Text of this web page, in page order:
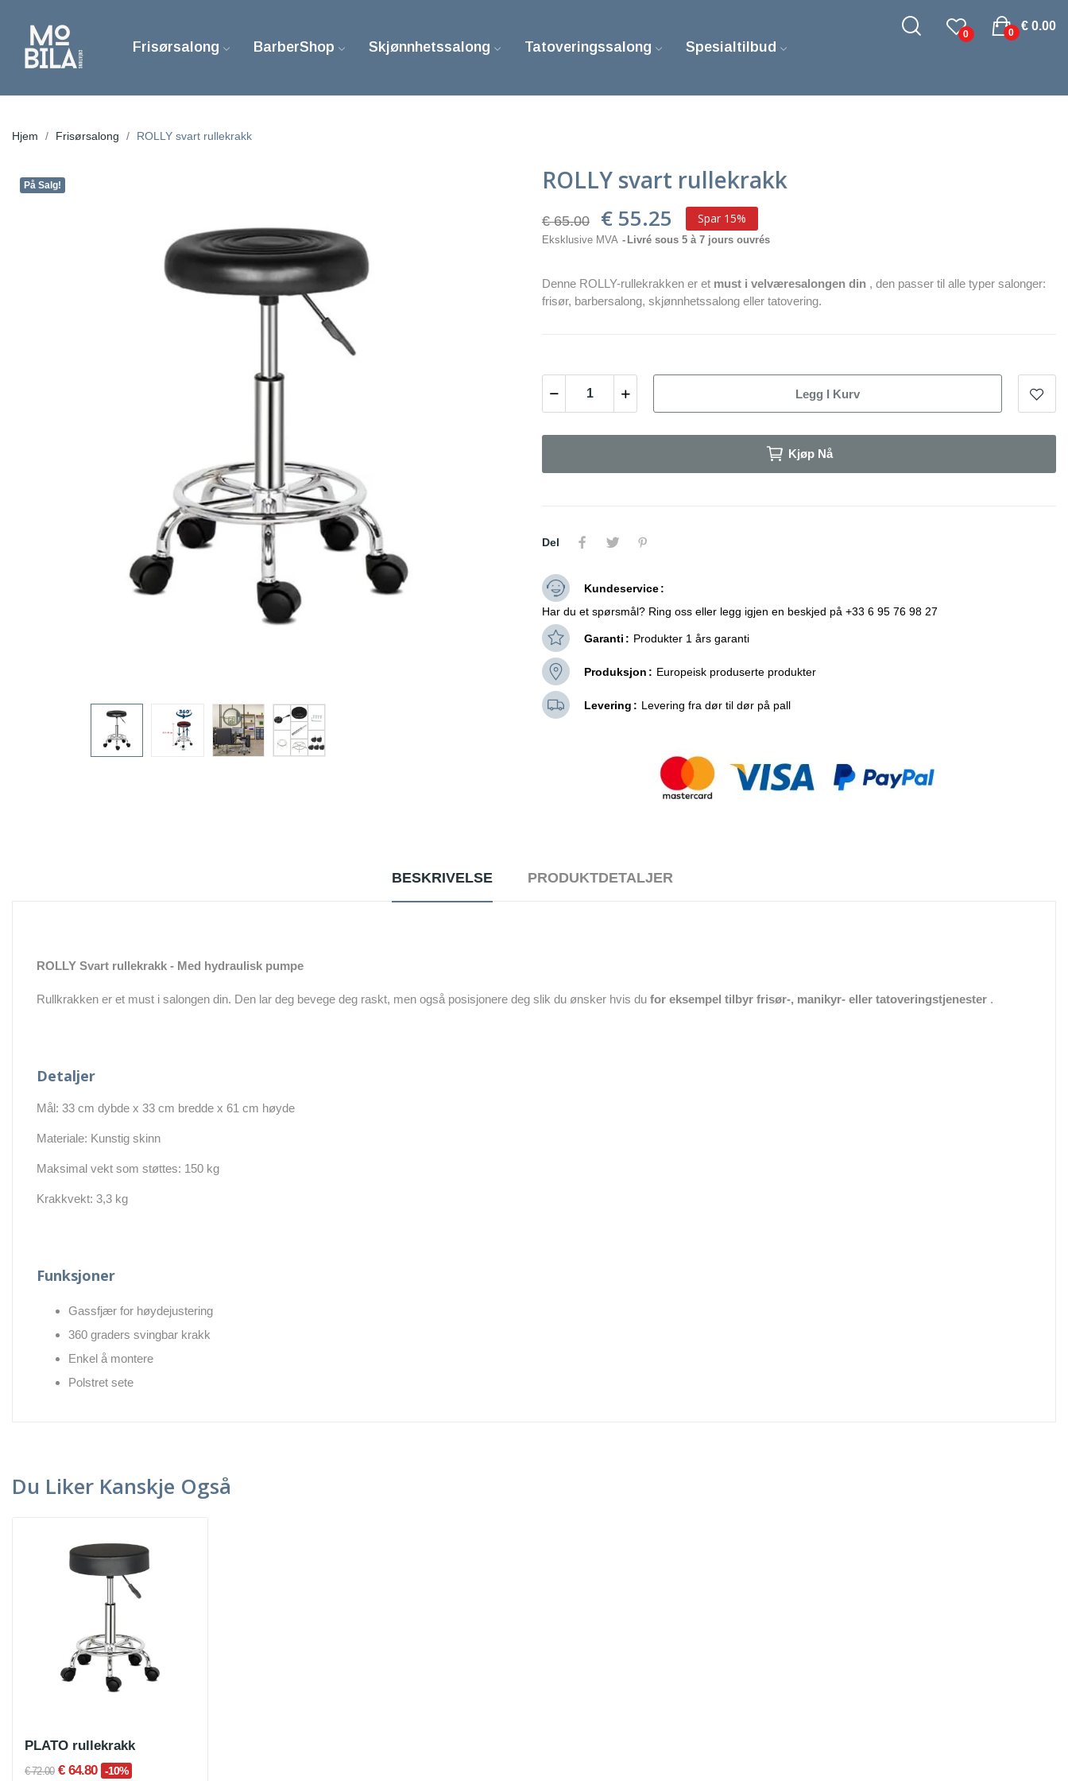
Frisørsalong BarberShop Skjønnhetssalong Tatoveringssalong Spesialtilbud
0
€ 0.00
0
Hjem Frisørsalong ROLLY svart rullekrakk
På Salg! ROLLY svart rullekrakk
€ 65.00 € 55.25 Spar 15%
Eksklusive MVA Livré sous 5 à 7 jours ouvrés
Denne ROLLY-rullekrakken er et must i velværesalongen din , den passer til alle typer salonger:
frisør, barbersalong, skjønnhetssalong eller tatovering.
Legg I Kurv
Kjøp Nå
Del
Kundeservice
Har du et spørsmål? Ring oss eller legg igjen en beskjed på +33 6 95 76 98 27
Garanti Produkter 1 års garanti
Produksjon Europeisk produserte produkter
Levering Levering fra dør til dør på pall
BESKRIVELSE PRODUKTDETALJER
ROLLY Svart rullekrakk - Med hydraulisk pumpe
Rullkrakken er et must i salongen din. Den lar deg bevege deg raskt, men også posisjonere deg slik du ønsker hvis du for eksempel tilbyr frisør-, manikyr- eller tatoveringstjenester .
Detaljer
Mål: 33 cm dybde x 33 cm bredde x 61 cm høyde
Materiale: Kunstig skinn
Maksimal vekt som støttes: 150 kg
Krakkvekt: 3,3 kg
Funksjoner
Gassfjær for høydejustering
360 graders svingbar krakk
Enkel å montere
Polstret sete
Du Liker Kanskje Også
PLATO rullekrakk
€ 72.00 € 64.80 -10%